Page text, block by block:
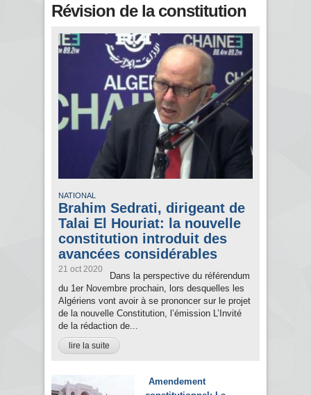
Révision de la constitution
NATIONAL
Brahim Sedrati, dirigeant de
Talai El Houriat: la nouvelle
constitution introduit des
avancées considérables
21 oct 2020
Dans la perspective du référendum
du 1er Novembre prochain, lors desquelles les
Algériens vont avoir à se prononcer sur le projet
de la nouvelle Constitution, l’émission L’Invité
de la rédaction de...
lire la suite
Amendement